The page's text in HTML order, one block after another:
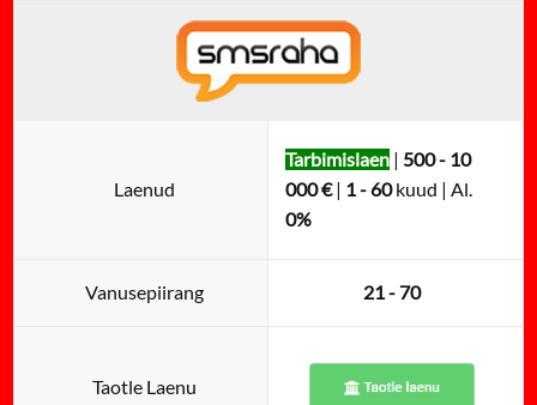
Laenud
Tarbimislaen| 500 - 10
000 €| 1 - 60kuud | Al.
0%
Vanusepiirang 21 - 70
Taotle Laenu